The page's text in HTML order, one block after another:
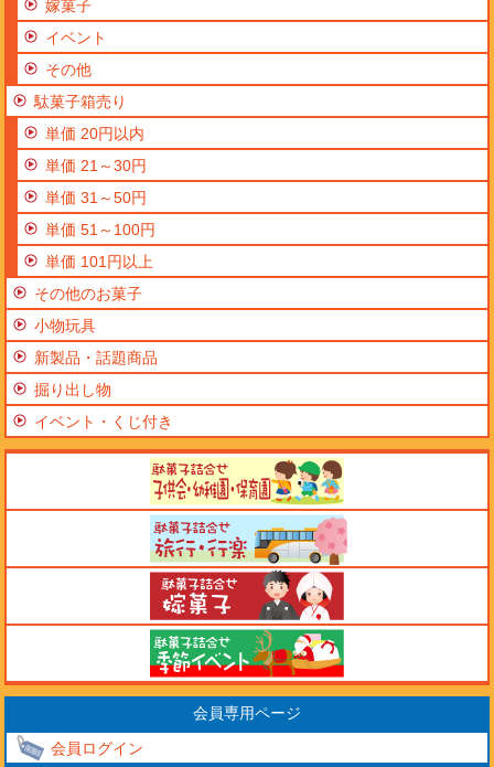
嫁菓子
イベント
その他
駄菓子箱売り
単価 20円以内
単価 21～30円
単価 31～50円
単価 51～100円
単価 101円以上
その他のお菓子
小物玩具
新製品・話題商品
掘り出し物
イベント・くじ付き
会員専用ページ
会員ログイン